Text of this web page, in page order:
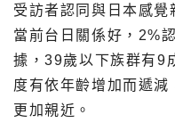
受訪者認同與日本感
當前台日關係好，2%
據，39歲以下族群有9
度有依年齡增加而遞
更加親近。